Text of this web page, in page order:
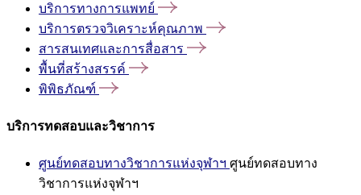
บริการทางการแพทย์
บริการตรวจวิเคราะห์คุณภาพ
สารสนเทศและการสื่อสาร
พื้นที่สร้างสรรค์
พิพิธภัณฑ์
บริการทดสอบและวิชาการ
ศูนย์ทดสอบทางวิชาการแห่งจุฬาฯ ศูนย์ทดสอบทาง
วิชาการแห่งจุฬาฯ